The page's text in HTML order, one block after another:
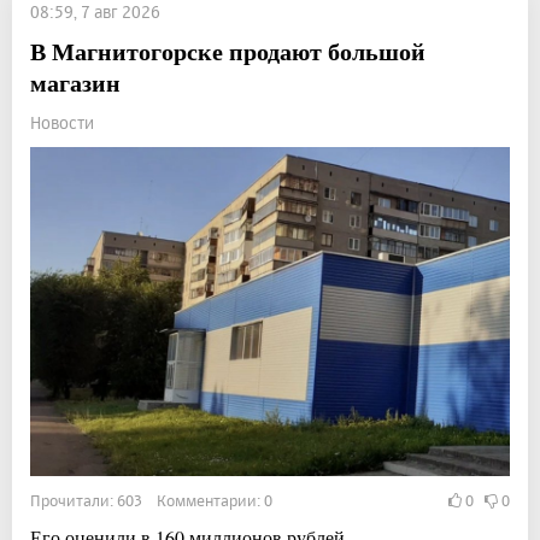
08:59, 7 авг 2026
В Магнитогорске продают большой
магазин
Новости
Прочитали: 603 Комментарии: 0 0 0